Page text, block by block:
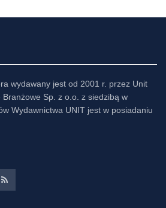
wydawany jest od 2001 r. przez Unit
Sp. z o.o. z siedzibą w
Wydawnictwa UNIT jest w posiadaniu